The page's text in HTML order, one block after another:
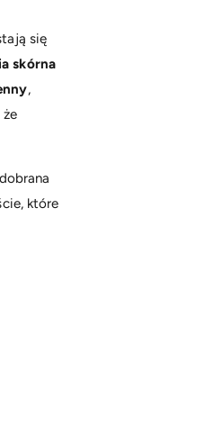
się
skórna
,
które